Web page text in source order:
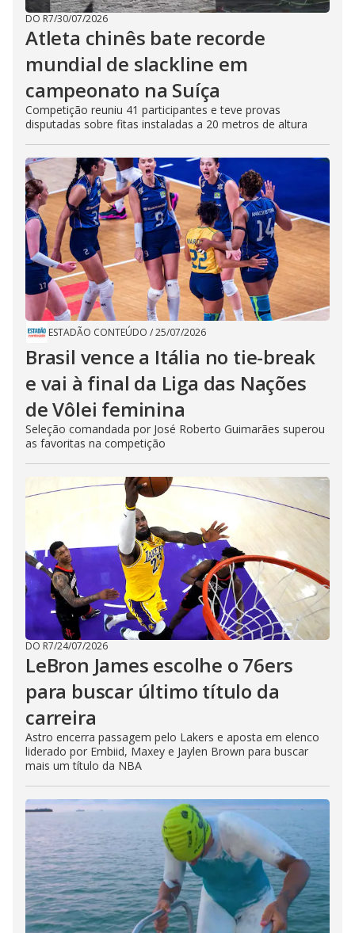
DO R7/30/07/2026
Atleta chinês bate recorde
mundial de slackline em
campeonato na Suíça
Competição reuniu 41 participantes e teve provas
disputadas sobre fitas instaladas a 20 metros de altura
ESTADÃO CONTEÚDO /25/07/2026
Brasil vence a Itália no tie-break
e vai à final da Liga das Nações
de Vôlei feminina
Seleção comandada por José Roberto Guimarães superou
as favoritas na competição
DO R7/24/07/2026
LeBron James escolhe o 76ers
para buscar último título da
carreira
Astro encerra passagem pelo Lakers e aposta em elenco
liderado por Embiid, Maxey e Jaylen Brown para buscar
mais um título da NBA